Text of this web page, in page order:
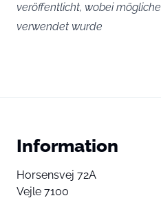
veröffentlicht, wobei
verwendet wurde
Information
Horsensvej 72A
Vejle 7100